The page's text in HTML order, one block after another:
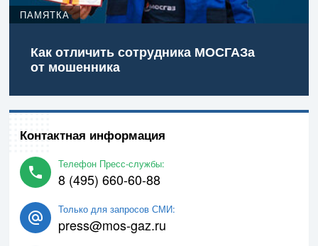
ПАМЯТКА
Как отличить сотрудника МОСГАЗа
от мошенника
Контактная информация
Телефон Пресс-службы:
8 (495) 660-60-88
Только для запросов СМИ:
press@mos-gaz.ru